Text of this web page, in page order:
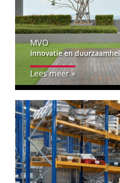
MVO
Innovatie en
Lees meer »